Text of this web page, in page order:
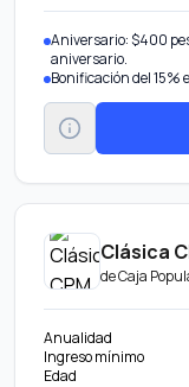
Aniversario: $400
aniversario.
Bonificación del 15%
Clásica
deCaja
Anualidad
Ingreso mínimo
Edad